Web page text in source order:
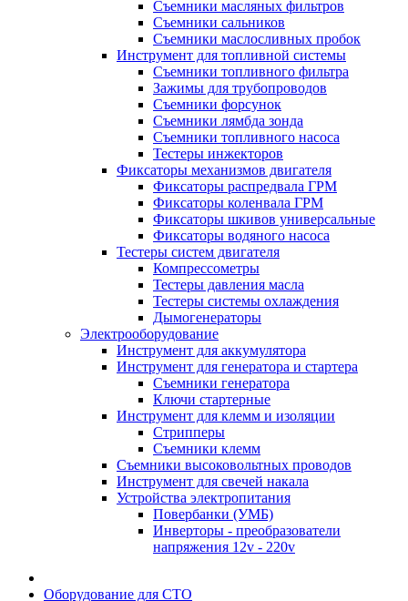
Съемники масляных фильтров
Съемники сальников
Съемники маслосливных пробок
Инструмент для топливной системы
Съемники топливного фильтра
Зажимы для трубопроводов
Съемники форсунок
Съемники лямбда зонда
Съемники топливного насоса
Тестеры инжекторов
Фиксаторы механизмов двигателя
Фиксаторы распредвала ГРМ
Фиксаторы коленвала ГРМ
Фиксаторы шкивов универсальные
Фиксаторы водяного насоса
Тестеры систем двигателя
Компрессометры
Тестеры давления масла
Тестеры системы охлаждения
Дымогенераторы
Электрооборудование
Инструмент для аккумулятора
Инструмент для генератора и стартера
Съемники генератора
Ключи стартерные
Инструмент для клемм и изоляции
Стрипперы
Съемники клемм
Съемники высоковольтных проводов
Инструмент для свечей накала
Устройства электропитания
Повербанки (УМБ)
Инверторы - преобразователи
напряжения 12v - 220v
Оборудование для СТО